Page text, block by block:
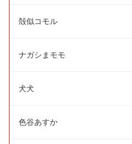
殻似コモル
ナガシまモモ
犬犬
色谷あすか